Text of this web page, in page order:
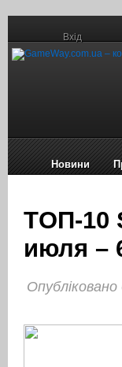
Вхід
Новини
TОП-10
июля –